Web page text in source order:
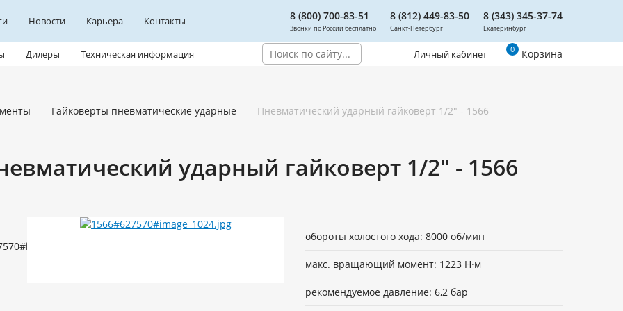
Новости Карьера Контакты 8 (800) 700-83-51
Звонки по России бесплатно
8 (812) 449-83-50
Санкт-Петербург
8 (343) 345-37-74
Екатеринбург
Дилеры Техническая информация Личный кабинет 0 Корзина
Гайковерты пневматические ударные Пневматический ударный гайковерт 1/2" - 1566
ударный гайковерт 1/2" - 1566
обороты холостого хода: 8000 об/мин
макс. вращающий момент: 1223 Н·м
рекомендуемое давление: 6,2 бар